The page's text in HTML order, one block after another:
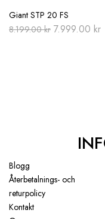
Giant STP 20 FS
8.199.00kr Original
7.999.00 kr
Blogg
Återbetalnings- och
returpolicy
Kontakt